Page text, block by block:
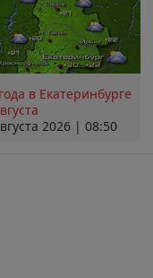
в Екатеринбурге
2026 | 08:50